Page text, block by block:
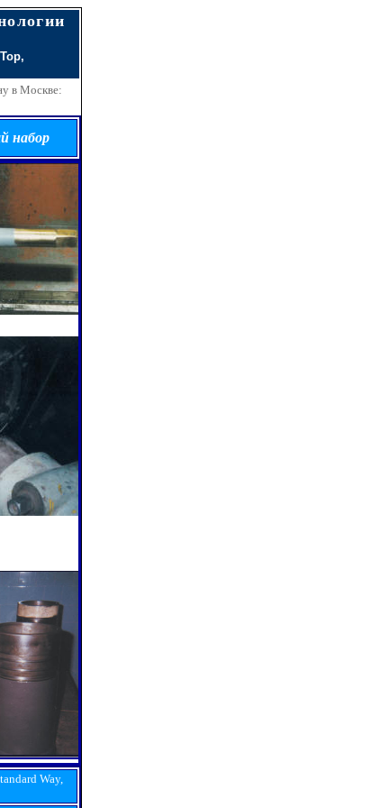
в Москве:
набор
Way,